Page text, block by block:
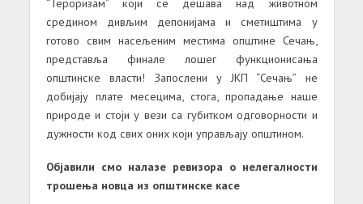
“Тероризам” који се дешава над животном
средином дивљим депонијама и сметиштима у
готово свим насељеним местима општине Сечањ,
представља финале лошег функционисања
општинске власти! Запослени у ЈКП “Сечањ” не
добијају плате месецима, стога, пропадање наше
природе и стоји у вези са губитком одговорности и
дужности код свих оних који управљају општином.
Објавили смо налазе ревизора о нелегалности
трошења новца из општинске касе